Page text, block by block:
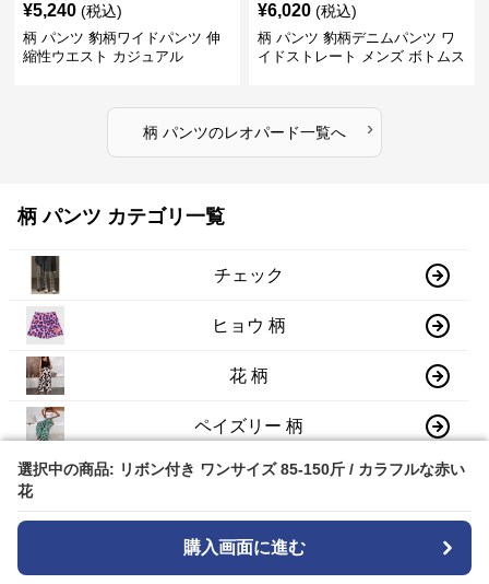
選択中の商品: リボン付き ワンサイズ 85-150斤 / カラフルな赤い
花
購入画面に進む
選択中の商品: リボン付き ワンサイズ 85-150斤 / カラフルな赤い
花
購入画面に進む
¥5,240 (税込)
柄 パンツ 豹柄ワイドパンツ 伸
縮性ウエスト カジュアル
¥6,020 (税込)
柄 パンツ 豹柄デニムパンツ ワ
イドストレート メンズ ボトムス
柄 パンツのレオパード一覧へ ›
柄 パンツ カテゴリ一覧
チェック
ヒョウ 柄
花 柄
ペイズリー 柄
ドット 柄
レオパード
ゼブラ 柄